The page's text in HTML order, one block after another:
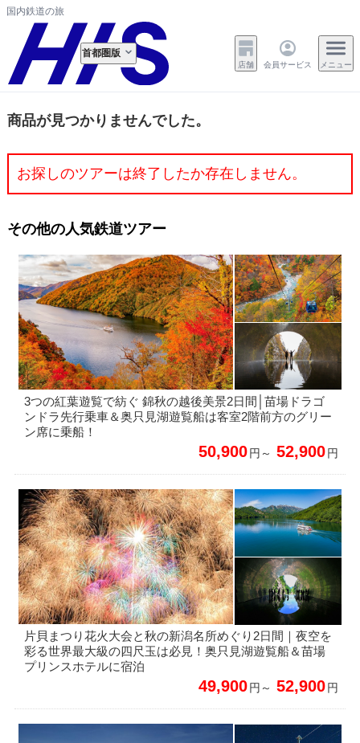
国内鉄道の旅
首都圏版
店舗 会員サービス メニュー
商品が見つかりませんでした。
お探しのツアーは終了したか存在しません。
その他の人気鉄道ツアー
3つの紅葉遊覧で紡ぐ 錦秋の越後美景2日間│苗場ドラゴ
ンドラ先行乗車＆奥只見湖遊覧船は客室2階前方のグリー
ン席に乗船！
50,900円～ 52,900円
片貝まつり花火大会と秋の新潟名所めぐり2日間｜夜空を
彩る世界最大級の四尺玉は必見！奥只見湖遊覧船＆苗場
プリンスホテルに宿泊
49,900円～ 52,900円